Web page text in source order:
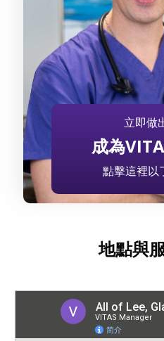
立即做
成為
點擊這裡以
地點與